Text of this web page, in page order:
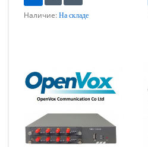
Наличие: На складе